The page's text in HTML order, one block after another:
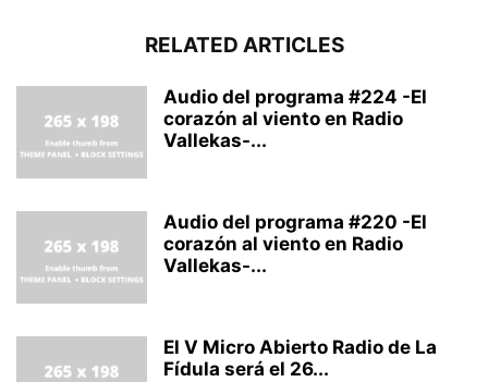
RELATED ARTICLES
Audio del programa #224 -El
corazón al viento en Radio
Vallekas-...
Audio del programa #220 -El
corazón al viento en Radio
Vallekas-...
El V Micro Abierto Radio de La
Fídula será el 26...